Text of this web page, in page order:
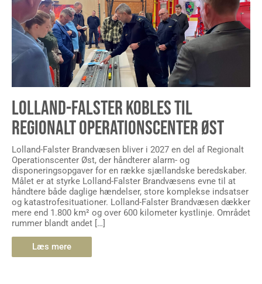
LOLLAND-FALSTER KOBLES TIL
REGIONALT OPERATIONSCENTER ØST
Lolland-Falster Brandvæsen bliver i 2027 en del af Regionalt
Operationscenter Øst, der håndterer alarm- og
disponeringsopgaver for en række sjællandske beredskaber.
Målet er at styrke Lolland-Falster Brandvæsens evne til at
håndtere både daglige hændelser, store komplekse indsatser
og katastrofesituationer. Lolland-Falster Brandvæsen dækker
mere end 1.800 km² og over 600 kilometer kystlinje. Området
rummer blandt andet […]
Læs mere